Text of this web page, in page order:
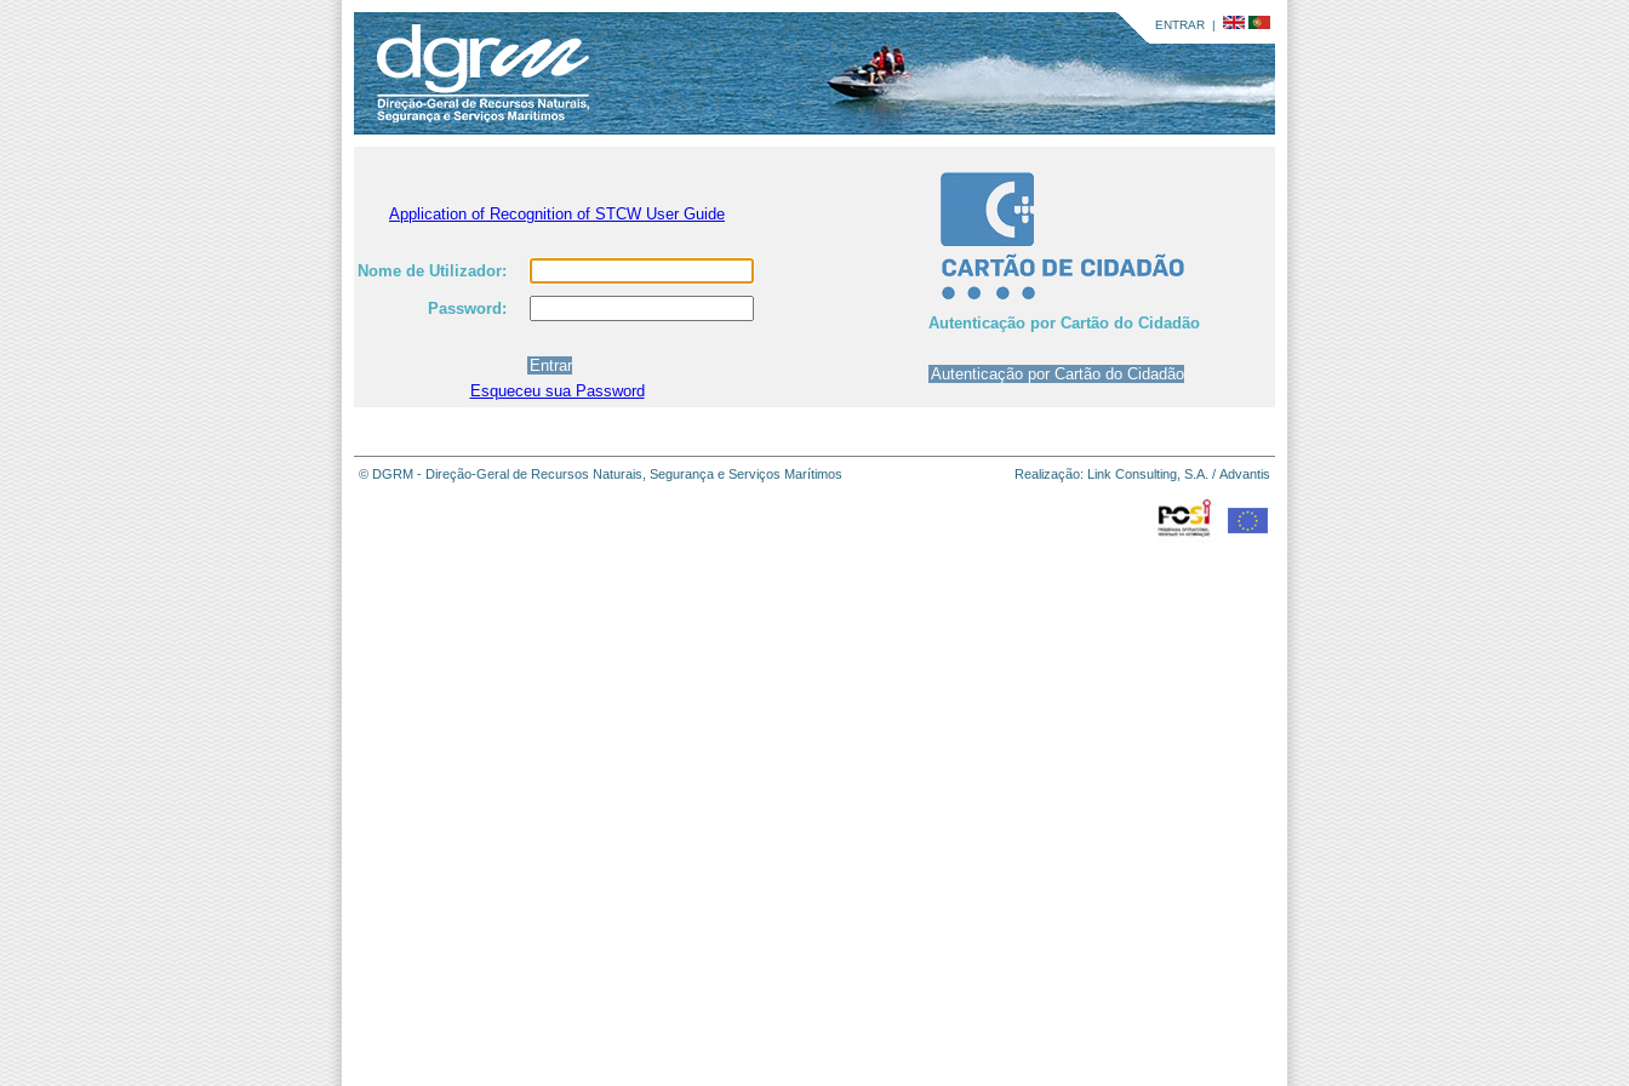
ENTRAR |
Application of Recognition of STCW User Guide
Nome de Utilizador:
Password:
Esqueceu sua Password
Autenticação por Cartão do Cidadão
© DGRM - Direção-Geral de Recursos Naturais, Segurança e Serviços Marítimos Realização: Link Consulting, S.A. / Advantis